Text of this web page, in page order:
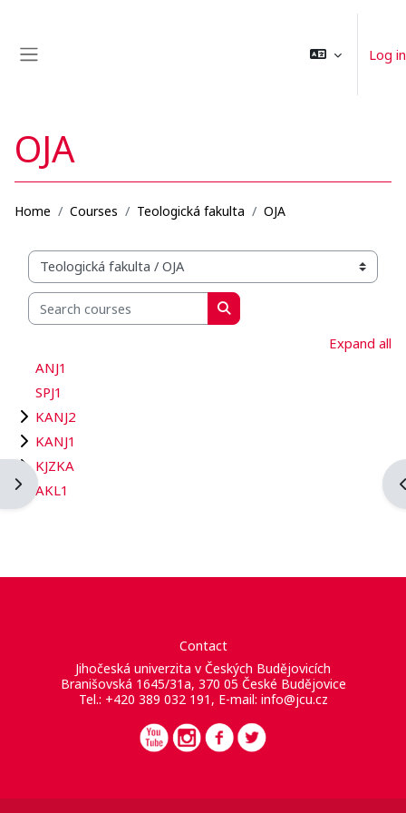
Log in
Open block drawer
OJA
Home Courses Teologická fakulta OJA
Organization structure of courses
Search courses
Search courses
Expand all
ANJ1
SPJ1
KANJ2
KANJ1
KJZKA
AKL1
Contact
Jihočeská univerzita v Českých Budějovicích
Branišovská 1645/31a, 370 05 České Budějovice
Tel.: +420 389 032 191, E-mail: info@jcu.cz